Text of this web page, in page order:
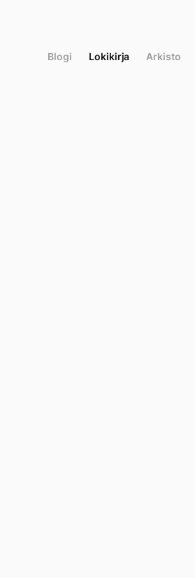
Blogi Lokikirja Arkisto